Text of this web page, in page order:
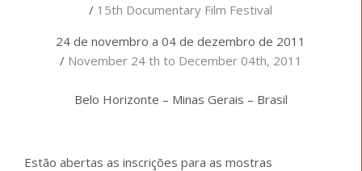
/ 15th Documentary Film Festival
24 de novembro a 04 de dezembro de 2011
/ November 24 th to December 04th, 2011
Belo Horizonte – Minas Gerais – Brasil
Estão abertas as inscrições para as mostras